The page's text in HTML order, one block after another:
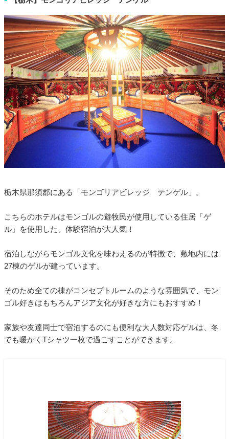
栃木県那須郡にある「モンゴリアビレッジ テンゲル」。
こちらのホテルはモンゴルの遊牧民が使用している住居「ゲ
ル」を使用した、体験宿泊が大人気！
宿泊しながらモンゴル文化を味わえるのが特徴で、敷地内には
27棟のゲルが建っています。
そのため全ての棟がコンセプトルームのような雰囲気で、モン
ゴル好きはもちろんアジア文化が好きな方にもおすすめ！
家族や友達同士で宿泊するのにも便利な大人数対応ゲルは、冬
でも暖かくTシャツ一枚で過ごすことができます。